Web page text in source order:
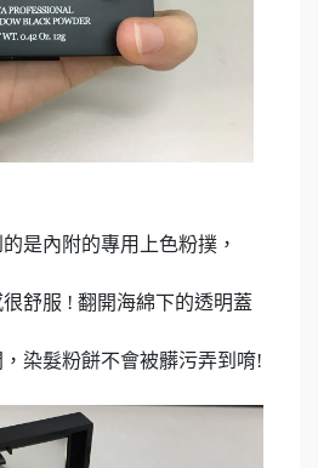
是內附的專用上色粉撲，
舒服 ! 翻開海綿下的透明蓋
染髮粉餅不會被髒污弄到唷!